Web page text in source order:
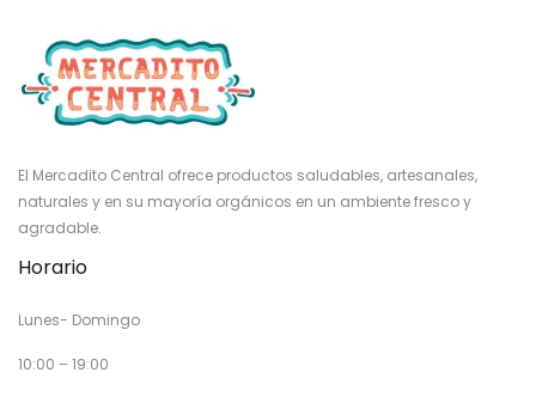
El Mercadito Central ofrece productos saludables, artesanales,
naturales y en su mayoría orgánicos en un ambiente fresco y
agradable.
Horario
Lunes- Domingo
10:00 – 19:00